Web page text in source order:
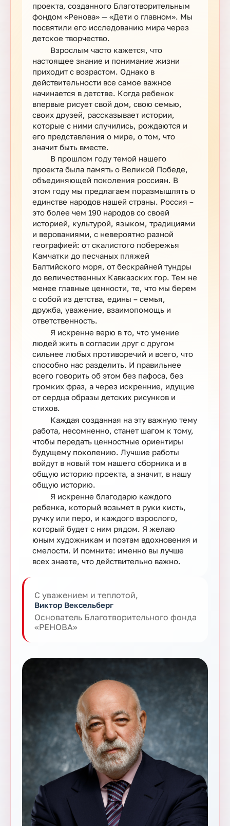
проекта, созданного Благотворительным
фондом «Ренова» — «Дети о главном». Мы
посвятили его исследованию мира через
детское творчество.
Взрослым часто кажется, что
настоящее знание и понимание жизни
приходит с возрастом. Однако в
действительности все самое важное
начинается в детстве. Когда ребенок
впервые рисует свой дом, свою семью,
своих друзей, рассказывает истории,
которые с ними случились, рождаются и
его представления о мире, о том, что
значит быть вместе.
В прошлом году темой нашего
проекта была память о Великой Победе,
объединяющей поколения россиян. В
этом году мы предлагаем поразмышлять о
единстве народов нашей страны. Россия –
это более чем 190 народов со своей
историей, культурой, языком, традициями
и верованиями, с невероятно разной
географией: от скалистого побережья
Камчатки до песчаных пляжей
Балтийского моря, от бескрайней тундры
до величественных Кавказских гор. Тем не
менее главные ценности, те, что мы берем
с собой из детства, едины – семья,
дружба, уважение, взаимопомощь и
ответственность.
Я искренне верю в то, что умение
людей жить в согласии друг с другом
сильнее любых противоречий и всего, что
способно нас разделить. И правильнее
всего говорить об этом без пафоса, без
громких фраз, а через искренние, идущие
от сердца образы детских рисунков и
стихов.
Каждая созданная на эту важную тему
работа, несомненно, станет шагом к тому,
чтобы передать ценностные ориентиры
будущему поколению. Лучшие работы
войдут в новый том нашего сборника и в
общую историю проекта, а значит, в нашу
общую историю.
Я искренне благодарю каждого
ребенка, который возьмет в руки кисть,
ручку или перо, и каждого взрослого,
который будет с ним рядом. Я желаю
юным художникам и поэтам вдохновения и
смелости. И помните: именно вы лучше
всех знаете, что действительно важно.
С уважением и теплотой,
Виктор Вексельберг
Основатель Благотворительного фонда
«РЕНОВА»